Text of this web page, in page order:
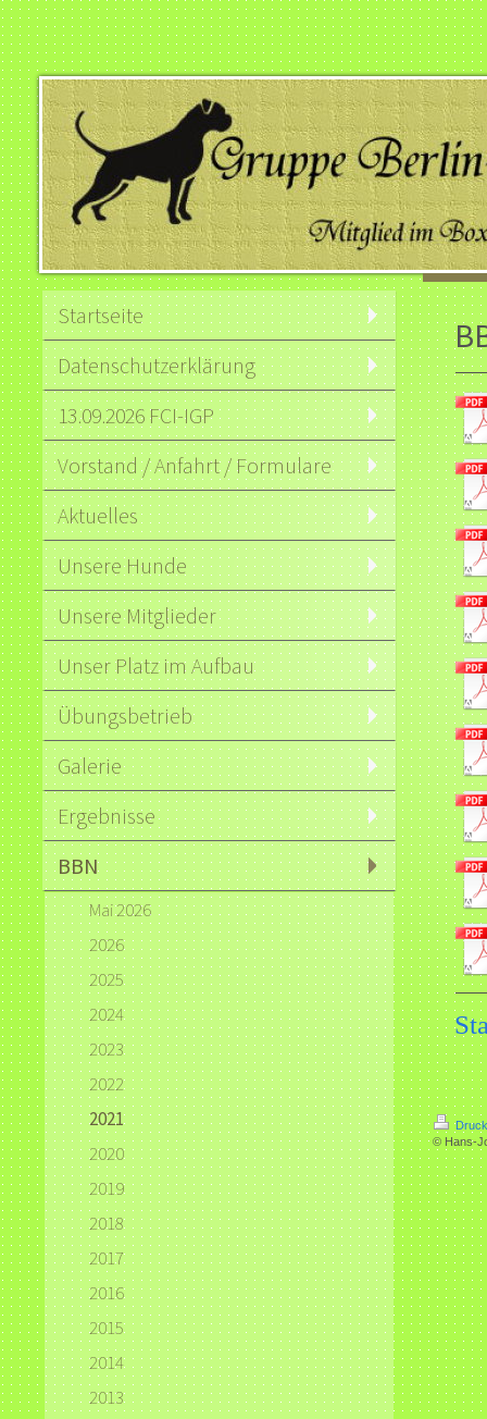
Startseite
Datenschutzerklärung
13.09.2026 FCI-IGP
Vorstand / Anfahrt / Formulare
Aktuelles
Unsere Hunde
Unsere Mitglieder
Unser Platz im Aufbau
Übungsbetrieb
Galerie
Ergebnisse
BBN
Mai 2026
2026
2025
2024
2023
2022
2021
2020
2019
2018
2017
2016
2015
2014
2013
© Hans-